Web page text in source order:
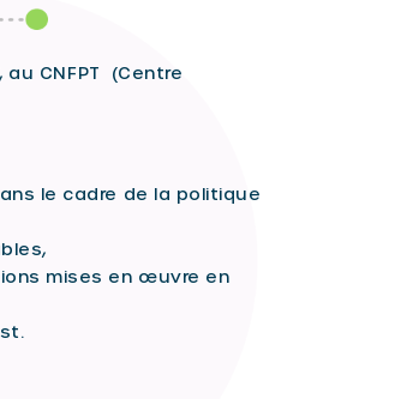
CNFPT (Centre
le cadre de la politique
mises en œuvre en